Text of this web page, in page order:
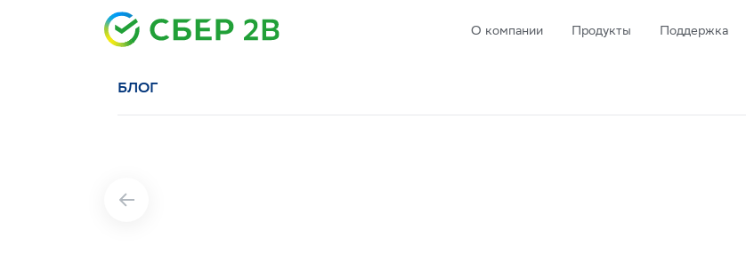
О компании Продукты Поддержка
БЛОГ